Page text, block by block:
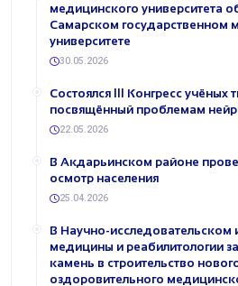
медицинского университета
Самарском государственном
университете
30.05.2026
Состоялся III Конгресс учёных
посвящённый проблемам
22.05.2026
В Акдарьинском районе
осмотр населения
25.04.2026
В Научно-исследовательском
медицины и реабилитологии
камень в строительство
оздоровительного